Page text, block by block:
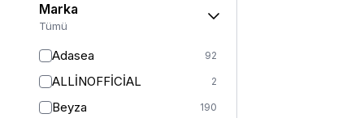
6-7 yaş 1
Marka
Tümü
Adasea 92
ALLİNOFFİCİAL 2
Beyza 190